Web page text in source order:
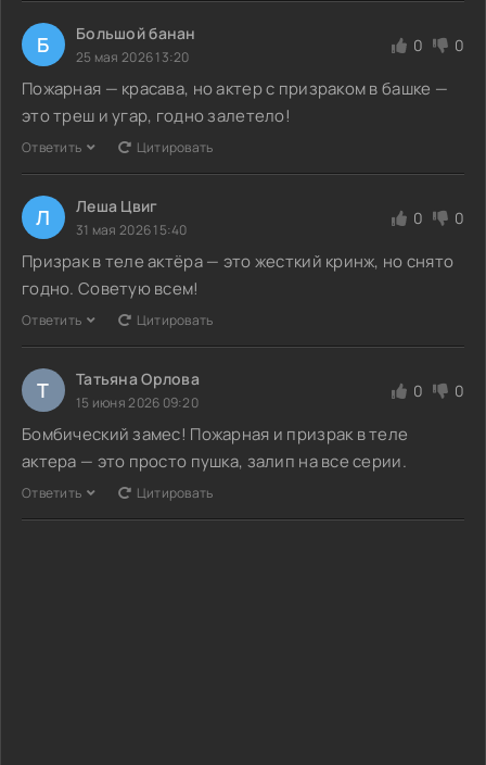
Б Большой банан
25 мая 2026 13:20
0 0
Пожарная — красава, но актер с призраком в башке —
это треш и угар, годно залетело!
Ответить Цитировать
Л Леша Цвиг
31 мая 2026 15:40
0 0
Призрак в теле актёра — это жесткий кринж, но снято
годно. Советую всем!
Ответить Цитировать
Т Татьяна Орлова
15 июня 2026 09:20
0 0
Бомбический замес! Пожарная и призрак в теле
актера — это просто пушка, залип на все серии.
Ответить Цитировать